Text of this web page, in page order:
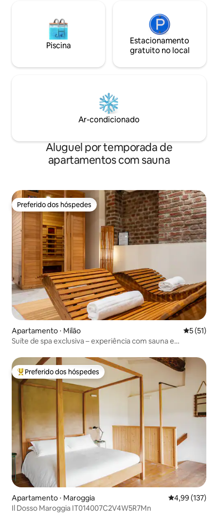
Piscina
Estacionamento
gratuito no local
Ar-condicionado
Aluguel por temporada de
apartamentos com sauna
Preferido dos hóspedes
Preferido dos hóspedes
Apartamento ⋅ Milão 5 de uma
5 (51)
Suíte de spa exclusiva – experiência com sauna e
Entre os melhores preferidos dos hóspedes
Preferido dos hóspedes
Apartamento ⋅ Maroggia 4,99 de uma
4,99 (137)
Il Dosso Maroggia IT014007C2V4W5R7Mn